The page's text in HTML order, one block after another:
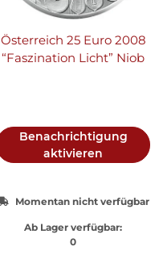
Österreich 25 Euro 2008
“Faszination Licht” Niob
Benachrichtigung
aktivieren
Momentan nicht verfügbar
Ab Lager verfügbar:
0